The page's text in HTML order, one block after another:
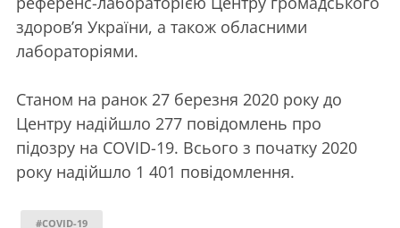
здоров’я України, а також обласними
лабораторіями.
Станом на ранок 27 березня 2020 року до
Центру надійшло 277 повідомлень про
підозру на COVID-19. Всього з початку 2020
року надійшло 1 401 повідомлення.
#COVID-19